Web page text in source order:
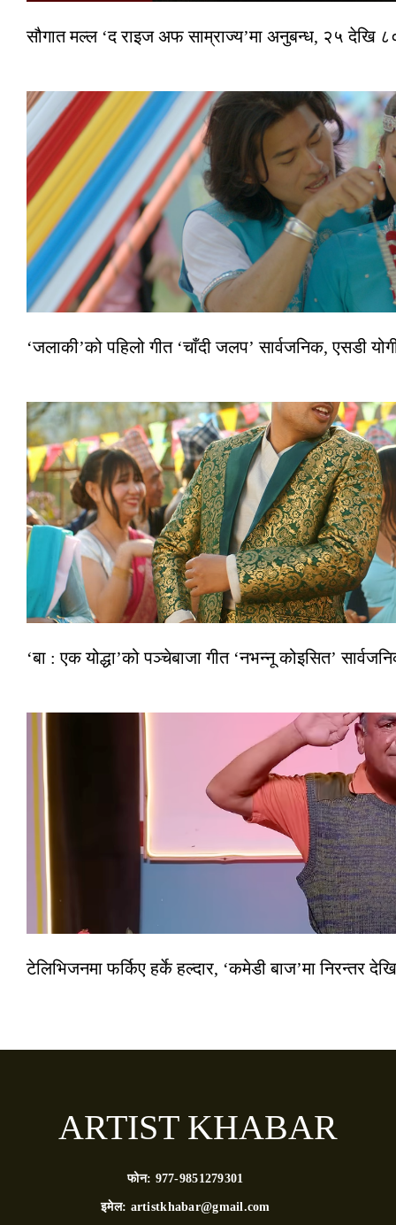
सौगात मल्ल ‘द राइज अफ साम्राज्य’मा अनुबन्ध, २५ देखि
‘जलाकी’को पहिलो गीत ‘चाँदी जलप’ सार्वजनिक, एसडी
‘बा : एक योद्धा’को पञ्चेबाजा गीत ‘नभन्नू कोइसित’
टेलिभिजनमा फर्किए हर्के हल्दार, ‘कमेडी बाज’मा निरन्तर
ARTIST KHABAR
फोन: 977-9851279301
इमेल: artistkhabar@gmail.com